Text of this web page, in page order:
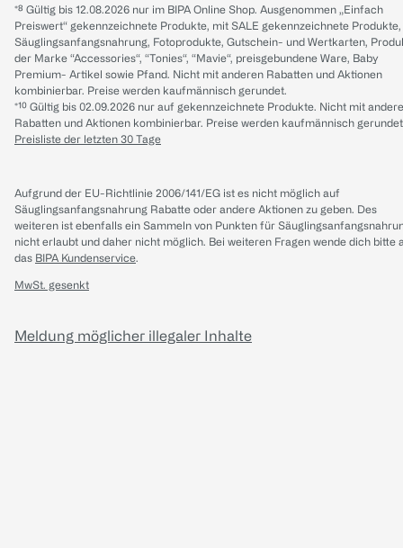
*⁸ Gültig bis 12.08.2026 nur im BIPA Online Shop. Ausgenommen „Einfach
Preiswert“ gekennzeichnete Produkte, mit SALE gekennzeichnete Produkte,
Säuglingsanfangsnahrung, Fotoprodukte, Gutschein- und Wertkarten,
der Marke “Accessories“, “Tonies“, “Mavie“, preisgebundene Ware, Baby
Premium- Artikel sowie Pfand. Nicht mit anderen Rabatten und Aktionen
kombinierbar. Preise werden kaufmännisch gerundet.
*¹⁰ Gültig bis 02.09.2026 nur auf gekennzeichnete Produkte. Nicht mit
Rabatten und Aktionen kombinierbar. Preise werden kaufmännisch
Preisliste der letzten 30 Tage
Aufgrund der EU-Richtlinie 2006/141/EG ist es nicht möglich auf
Säuglingsanfangsnahrung Rabatte oder andere Aktionen zu geben. Des
weiteren ist ebenfalls ein Sammeln von Punkten für
nicht erlaubt und daher nicht möglich. Bei weiteren Fragen wende dich bitte
das BIPA Kundenservice.
MwSt. gesenkt
Meldung möglicher illegaler Inhalte